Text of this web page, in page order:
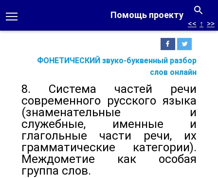
Помощь проекту
ФОНЕТИЧЕСКИЙ звуко-буквенный разбор
слов онлайн
<< ↑ >>
8. Система частей речи
современного русского языка
(знаменательные и
служебные, именные и
глагольные части речи, их
грамматические категории).
Междометие как особая
группа слов.